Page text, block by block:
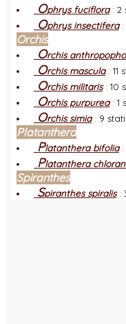
Ophrys fuciflora: 2
Ophrys insectifera:
Orchis
Orchis
Orchis mascula: 11
Orchis militaris: 10
Orchis purpurea: 1
Orchis simia: 9
Platanthera
Platanthera bifolia:
Platanthera
Spiranthes
Spiranthes spiralis: